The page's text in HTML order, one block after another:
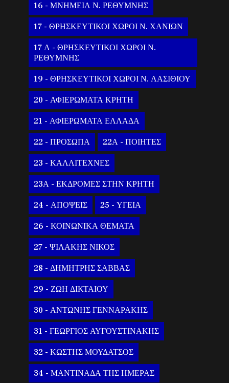
16 - ΜΝΗΜΕΙΑ Ν. ΡΕΘΥΜΝΗΣ
17 - ΘΡΗΣΚΕΥΤΙΚΟΙ ΧΩΡΟΙ Ν. ΧΑΝΙΩΝ
17 Α - ΘΡΗΣΚΕΥΤΙΚΟΙ ΧΩΡΟΙ Ν.
ΡΕΘΥΜΝΗΣ
19 - ΘΡΗΣΚΕΥΤΙΚΟΙ ΧΩΡΟΙ Ν. ΛΑΣΙΘΙΟΥ
20 - ΑΦΙΕΡΩΜΑΤΑ ΚΡΗΤΗ
21 - ΑΦΙΕΡΩΜΑΤΑ ΕΛΛΑΔΑ
22 - ΠΡΟΣΩΠΑ 22Α - ΠΟΙΗΤΕΣ
23 - ΚΑΛΛΙΤΕΧΝΕΣ
23Α - ΕΚΔΡΟΜΕΣ ΣΤΗΝ ΚΡΗΤΗ
24 - ΑΠΟΨΕΙΣ 25 - ΥΓΕΙΑ
26 - ΚΟΙΝΩΝΙΚΑ ΘΕΜΑΤΑ
27 - ΨΙΛΑΚΗΣ ΝΙΚΟΣ
28 - ΔΗΜΗΤΡΗΣ ΣΑΒΒΑΣ
29 - ΖΩΗ ΔΙΚΤΑΙΟΥ
30 - ΑΝΤΩΝΗΣ ΓΕΝΝΑΡΑΚΗΣ
31 - ΓΕΩΡΓΙΟΣ ΑΥΓΟΥΣΤΙΝΑΚΗΣ
32 - ΚΩΣΤΗΣ ΜΟΥΔΑΤΣΟΣ
34 - ΜΑΝΤΙΝΑΔΑ ΤΗΣ ΗΜΕΡΑΣ